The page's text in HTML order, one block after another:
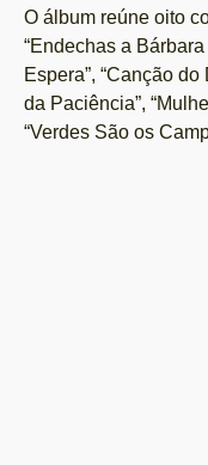
O álbum reúne oito
“Endechas a
Espera”, “Canção do
da Paciência”,
“Verdes São os